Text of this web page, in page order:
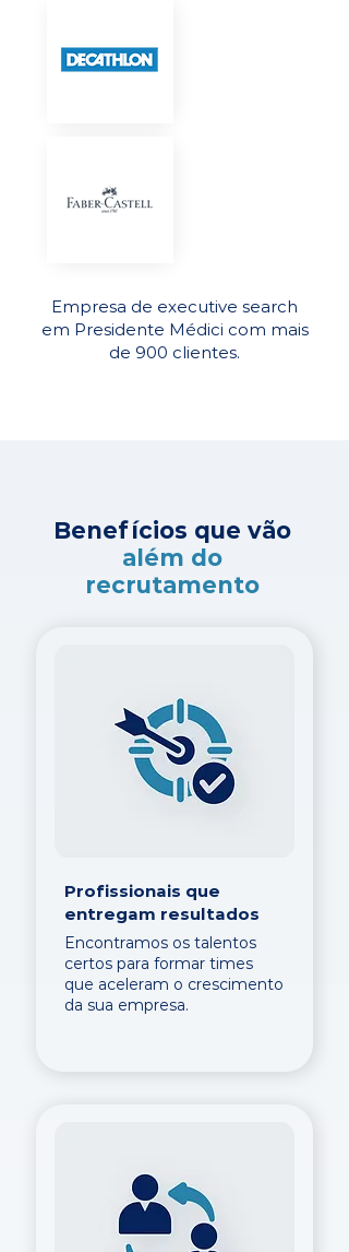
Empresa de executive search
em Presidente Médici com mais
de 900 clientes.
Benefícios que vão
além do
recrutamento
Profissionais que
entregam resultados
Encontramos os talentos
certos para formar times
que aceleram o crescimento
da sua empresa.